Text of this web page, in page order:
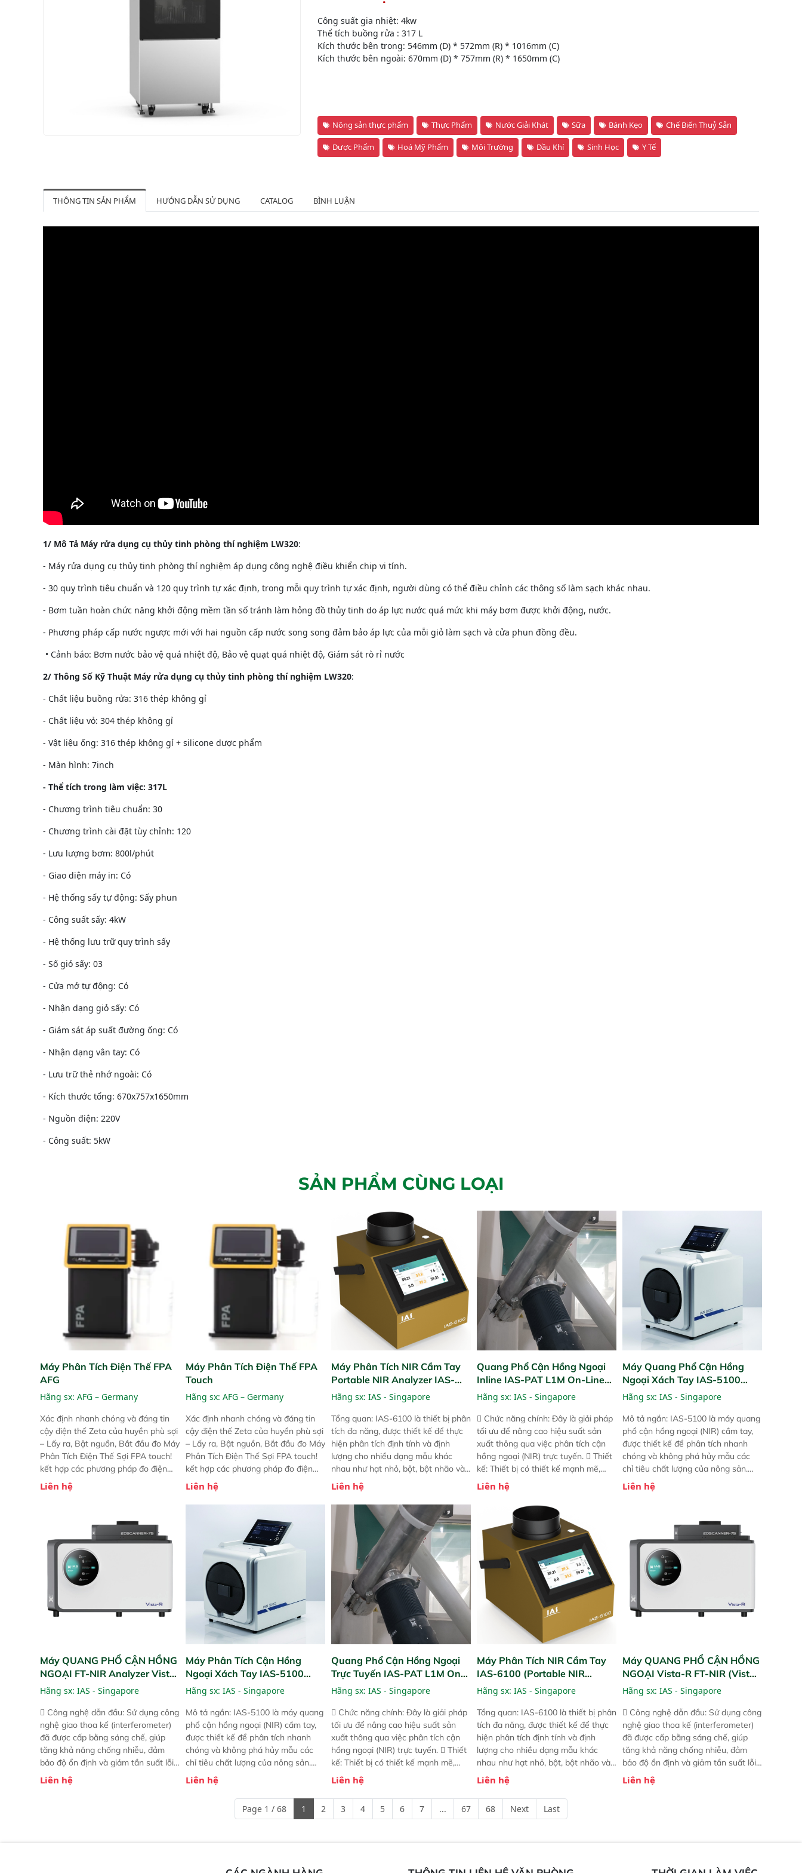
Công suất gia nhiệt: 4kw
Thể tích buồng rửa : 317 L
Kích thước bên trong: 546mm (D) * 572mm (R) * 1016mm (C)
Kích thước bên ngoài: 670mm (D) * 757mm (R) * 1650mm (C)
Nông sản thực phẩm Thực Phẩm Nước Giải Khát Sữa Bánh Kẹo Chế Biến Thuỷ Sản
Dược Phẩm Hoá Mỹ Phẩm Môi Trường Dầu Khí Sinh Học Y Tế
THÔNG TIN SẢN PHẨM HƯỚNG DẪN SỬ DỤNG CATALOG BÌNH LUẬN
1/ Mô Tả Máy rửa dụng cụ thủy tinh phòng thí nghiệm LW320:
- Máy rửa dụng cụ thủy tinh phòng thí nghiệm áp dụng công nghệ điều khiển chip vi tính.
- 30 quy trình tiêu chuẩn và 120 quy trình tự xác định, trong mỗi quy trình tự xác định, người dùng có thể điều chỉnh các thông số làm sạch khác nhau.
- Bơm tuần hoàn chức năng khởi động mềm tần số tránh làm hỏng đồ thủy tinh do áp lực nước quá mức khi máy bơm được khởi động, nước.
- Phương pháp cấp nước ngược mới với hai nguồn cấp nước song song đảm bảo áp lực của mỗi giỏ làm sạch và cửa phun đồng đều.
• Cảnh báo: Bơm nước bảo vệ quá nhiệt độ, Bảo vệ quạt quá nhiệt độ, Giám sát rò rỉ nước
2/ Thông Số Kỹ Thuật Máy rửa dụng cụ thủy tinh phòng thí nghiệm LW320:
- Chất liệu buồng rửa: 316 thép không gỉ
- Chất liệu vỏ: 304 thép không gỉ
- Vật liệu ống: 316 thép không gỉ + silicone dược phẩm
- Màn hình: 7inch
- Thể tích trong làm việc: 317L
- Chương trình tiêu chuẩn: 30
- Chương trình cài đặt tùy chỉnh: 120
- Lưu lượng bơm: 800l/phút
- Giao diện máy in: Có
- Hệ thống sấy tự động: Sấy phun
- Công suất sấy: 4kW
- Hệ thống lưu trữ quy trình sấy
- Số giỏ sấy: 03
- Cửa mở tự động: Có
- Nhận dạng giỏ sấy: Có
- Giám sát áp suất đường ống: Có
- Nhận dạng vân tay: Có
- Lưu trữ thẻ nhớ ngoài: Có
- Kích thước tổng: 670x757x1650mm
- Nguồn điện: 220V
- Công suất: 5kW
SẢN PHẨM CÙNG LOẠI
Máy Phân Tích Điện Thế FPA
AFG
Hãng sx: AFG – Germany
Xác định nhanh chóng và đáng tin
cậy điện thế Zeta của huyền phù sợi
– Lấy ra, Bật nguồn, Bắt đầu đo Máy
Phân Tích Điện Thế Sợi FPA touch!
kết hợp các phương pháp đo điện
thế Zeta đã được chứng minh với sự
đơn giản tuyệt vời trong thao tác và
trước đó. Nhưng so với các phiên
bản trước, FPA touch! nhỏ hơn và
nhẹ hơn đáng kể, đồng thời được
nâng cấp với các tính năng mới.
Liên hệ
Máy Phân Tích Điện Thế FPA
Touch
Hãng sx: AFG – Germany
Xác định nhanh chóng và đáng tin
cậy điện thế Zeta của huyền phù sợi
– Lấy ra, Bật nguồn, Bắt đầu đo Máy
Phân Tích Điện Thế Sợi FPA touch!
kết hợp các phương pháp đo điện
thế Zeta đã được chứng minh với sự
đơn giản tuyệt vời trong thao tác và
vận hành của các phiên bản FPA
trước đó. Nhưng so với các phiên
bản trước, FPA touch! nhỏ hơn và
nhẹ hơn đáng kể, đồng thời được
nâng cấp với các tính năng mới.
Liên hệ
Máy Phân Tích NIR Cầm Tay
Portable NIR Analyzer IAS-
6100
Hãng sx: IAS - Singapore
Tổng quan: IAS-6100 là thiết bị phân
tích đa năng, được thiết kế để thực
hiện phân tích định tính và định
lượng cho nhiều dạng mẫu khác
nhau như hạt nhỏ, bột, bột nhão và
chất lỏng. Thiết bị này cho phép bất
kỳ ai cũng có thể thực hiện phân tích
đa thành phần chỉ với một nút bấm
đơn giản, mọi lúc, mọi nơi. Chuyên
dùng : phân tích mẫu nguyên liệu
thức ăn chăn nuôi, nguyên liệu thực
phẩm, nông sản,..
Liên hệ
Quang Phổ Cận Hồng Ngoại
Inline IAS-PAT L1M On-Line
NIR
Hãng sx: IAS - Singapore
 Chức năng chính: Đây là giải pháp
tối ưu để nâng cao hiệu suất sản
xuất thông qua việc phân tích cận
hồng ngoại (NIR) trực tuyến.  Thiết
kế: Thiết bị có thiết kế mạnh mẽ,
mô-đun hóa, hỗ trợ tản nhiệt tăng
cường và đã qua kiểm tra áp suất
nghiêm ngặt.  Cam kết: Mang lại
khả năng theo dõi thông số theo
thời gian thực và trực quan hóa dữ
liệu để tăng chỉ số ROI cho doanh
nghiệp.
Liên hệ
Máy Quang Phổ Cận Hồng
Ngoại Xách Tay IAS-5100
Portable NIR Analyzer
Hãng sx: IAS - Singapore
Mô tả ngắn: IAS-5100 là máy quang
phổ cận hồng ngoại (NIR) cầm tay,
được thiết kế để phân tích nhanh
chóng và không phá hủy mẫu các
chỉ tiêu chất lượng của nông sản.
Phạm vi sử dụng: Thiết bị linh hoạt
cho nhiều kịch bản khác nhau như
xuất hoặc trực tiếp ngoài đồng
Liên hệ
Máy QUANG PHỔ CẬN HỒNG
NGOẠI FT-NIR Analyzer Vista-
R
Hãng sx: IAS - Singapore
 Công nghệ dẫn đầu: Sử dụng công
nghệ giao thoa kế (interferometer)
đã được cấp bằng sáng chế, giúp
tăng khả năng chống nhiễu, đảm
bảo độ ổn định và giảm tần suất lỗi.
 Phạm vi ứng dụng rộng: Đáp ứng
nhu cầu kiểm tra đa dạng mẫu mã
Liên hệ
Máy Phân Tích Cận Hồng
Ngoại Xách Tay IAS-5100
(Portable NIR Analyzer)
Hãng sx: IAS - Singapore
Mô tả ngắn: IAS-5100 là máy quang
phổ cận hồng ngoại (NIR) cầm tay,
được thiết kế để phân tích nhanh
chóng và không phá hủy mẫu các
chỉ tiêu chất lượng của nông sản.
Phạm vi sử dụng: Thiết bị linh hoạt
cho nhiều kịch bản khác nhau như
tại điểm thu mua, trong xưởng sản
xuất hoặc trực tiếp ngoài đồng
Liên hệ
Quang Phổ Cận Hồng Ngoại
Trực Tuyến IAS-PAT L1M On-
Line NIR
Hãng sx: IAS - Singapore
 Chức năng chính: Đây là giải pháp
tối ưu để nâng cao hiệu suất sản
xuất thông qua việc phân tích cận
hồng ngoại (NIR) trực tuyến.  Thiết
kế: Thiết bị có thiết kế mạnh mẽ,
mô-đun hóa, hỗ trợ tản nhiệt tăng
cường và đã qua kiểm tra áp suất
nghiêm ngặt.  Cam kết: Mang lại
khả năng theo dõi thông số theo
Liên hệ
Máy Phân Tích NIR Cầm Tay
IAS-6100 (Portable NIR
Analyzer)
Hãng sx: IAS - Singapore
Tổng quan: IAS-6100 là thiết bị phân
tích đa năng, được thiết kế để thực
hiện phân tích định tính và định
lượng cho nhiều dạng mẫu khác
nhau như hạt nhỏ, bột, bột nhão và
chất lỏng. Thiết bị này cho phép bất
kỳ ai cũng có thể thực hiện phân tích
đa thành phần chỉ với một nút bấm
đơn giản, mọi lúc, mọi nơi. Chuyên
Liên hệ
Máy QUANG PHỔ CẬN HỒNG
NGOẠI Vista-R FT-NIR (Vista-
R FT-NIR Analyzer)
Hãng sx: IAS - Singapore
 Công nghệ dẫn đầu: Sử dụng công
nghệ giao thoa kế (interferometer)
đã được cấp bằng sáng chế, giúp
tăng khả năng chống nhiễu, đảm
bảo độ ổn định và giảm tần suất lỗi.
 Phạm vi ứng dụng rộng: Đáp ứng
nhu cầu kiểm tra đa dạng mẫu mã
Liên hệ
Page 1 / 68 1 2 3 4 5 6 7 ... 67 68 Next Last